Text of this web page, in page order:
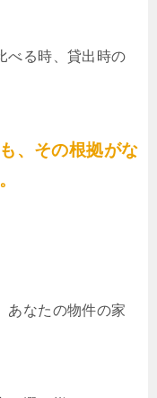
べる時、貸出時の
、その根拠がな
あなたの物件の家